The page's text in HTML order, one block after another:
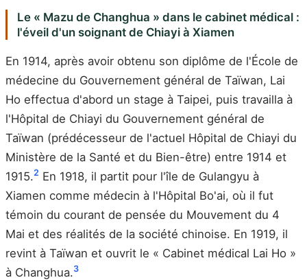
Le « Mazu de Changhua » dans le cabinet médical :
l'éveil d'un soignant de Chiayi à Xiamen
En 1914, après avoir obtenu son diplôme de l'École de
médecine du Gouvernement général de Taïwan, Lai
Ho effectua d'abord un stage à Taipei, puis travailla à
l'Hôpital de Chiayi du Gouvernement général de
Taïwan (prédécesseur de l'actuel Hôpital de Chiayi du
Ministère de la Santé et du Bien-être) entre 1914 et
1915.2 En 1918, il partit pour l'île de Gulangyu à
Xiamen comme médecin à l'Hôpital Bo'ai, où il fut
témoin du courant de pensée du Mouvement du 4
Mai et des réalités de la société chinoise. En 1919, il
revint à Taïwan et ouvrit le « Cabinet médical Lai Ho »
à Changhua.3